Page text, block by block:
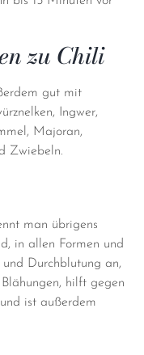
zu Chili
gut mit
Ingwer,
Majoran,
Zwiebeln.
man übrigens
in allen Formen und
Durchblutung an,
hilft gegen
ist außerdem